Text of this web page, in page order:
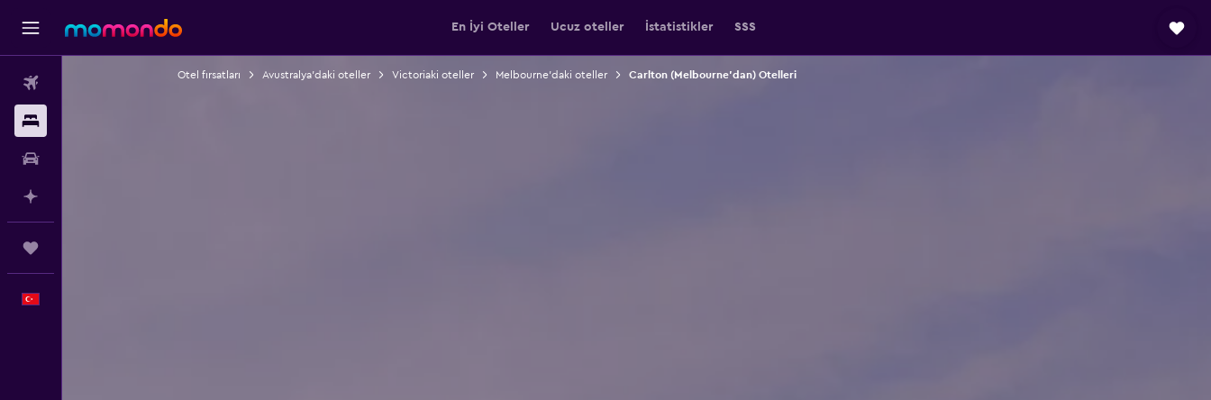
En İyi Oteller Ucuz oteller İstatistikler SSS
Otel fırsatları Avustralya'daki oteller Victoriaki oteller Melbourne'daki oteller Carlton (Melbourne'dan) Otelleri